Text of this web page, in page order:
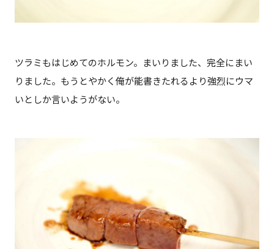
ツラミもはじめてのホルモン。まいりました、完全にまい
りました。もうとやかく俺が能書きたれるより強烈にウマ
いとしか言いようがない。